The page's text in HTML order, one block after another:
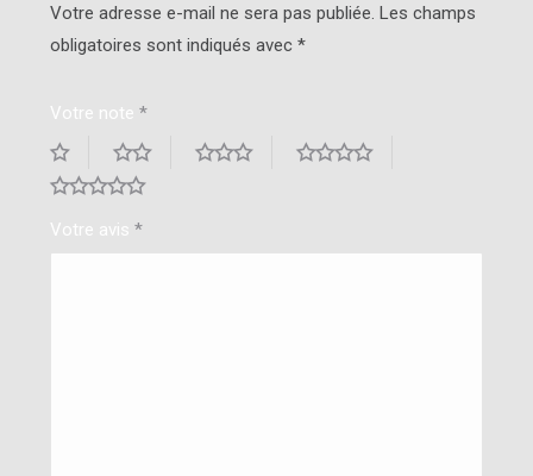
Votre adresse e-mail ne sera pas publiée. Les champs
obligatoires sont indiqués avec*
Votre note*
Votre avis*